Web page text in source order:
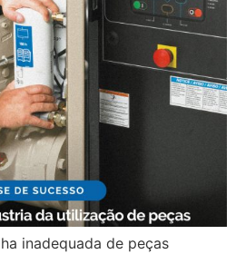
inadequada de peças